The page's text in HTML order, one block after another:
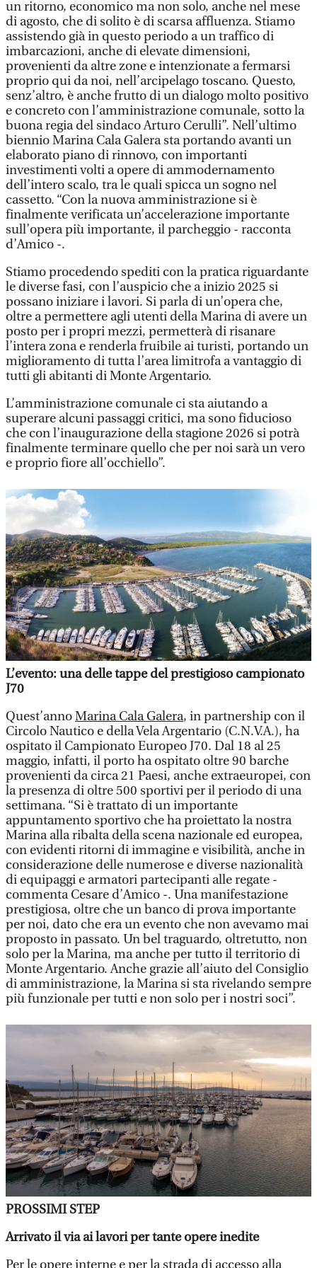
un ritorno, economico ma non solo, anche nel mese
di agosto, che di solito è di scarsa affluenza. Stiamo
assistendo già in questo periodo a un traffico di
imbarcazioni, anche di elevate dimensioni,
provenienti da altre zone e intenzionate a fermarsi
proprio qui da noi, nell’arcipelago toscano. Questo,
senz’altro, è anche frutto di un dialogo molto positivo
e concreto con l’amministrazione comunale, sotto la
buona regia del sindaco Arturo Cerulli”. Nell’ultimo
biennio Marina Cala Galera sta portando avanti un
elaborato piano di rinnovo, con importanti
investimenti volti a opere di ammodernamento
dell’intero scalo, tra le quali spicca un sogno nel
cassetto. “Con la nuova amministrazione si è
finalmente verificata un’accelerazione importante
sull’opera più importante, il parcheggio - racconta
d’Amico -.
Stiamo procedendo spediti con la pratica riguardante
le diverse fasi, con l’auspicio che a inizio 2025 si
possano iniziare i lavori. Si parla di un’opera che,
oltre a permettere agli utenti della Marina di avere un
posto per i propri mezzi, permetterà di risanare
l’intera zona e renderla fruibile ai turisti, portando un
miglioramento di tutta l’area limitrofa a vantaggio di
tutti gli abitanti di Monte Argentario.
L’amministrazione comunale ci sta aiutando a
superare alcuni passaggi critici, ma sono fiducioso
che con l’inaugurazione della stagione 2026 si potrà
finalmente terminare quello che per noi sarà un vero
e proprio fiore all’occhiello”.
L’evento: una delle tappe del prestigioso campionato
J70
Quest’annoMarina Cala Galera, in partnership con il
Circolo Nautico e della Vela Argentario (C.N.V.A.), ha
ospitato il Campionato Europeo J70. Dal 18 al 25
maggio, infatti, il porto ha ospitato oltre 90 barche
provenienti da circa 21 Paesi, anche extraeuropei, con
la presenza di oltre 500 sportivi per il periodo di una
settimana. “Si è trattato di un importante
appuntamento sportivo che ha proiettato la nostra
Marina alla ribalta della scena nazionale ed europea,
con evidenti ritorni di immagine e visibilità, anche in
considerazione delle numerose e diverse nazionalità
di equipaggi e armatori partecipanti alle regate -
commenta Cesare d’Amico -. Una manifestazione
prestigiosa, oltre che un banco di prova importante
per noi, dato che era un evento che non avevamo mai
proposto in passato. Un bel traguardo, oltretutto, non
solo per la Marina, ma anche per tutto il territorio di
Monte Argentario. Anche grazie all’aiuto del Consiglio
di amministrazione, la Marina si sta rivelando sempre
più funzionale per tutti e non solo per i nostri soci”.
PROSSIMI STEP
Arrivato il via ai lavori per tante opere inedite
Per le opere interne e per la strada di accesso alla